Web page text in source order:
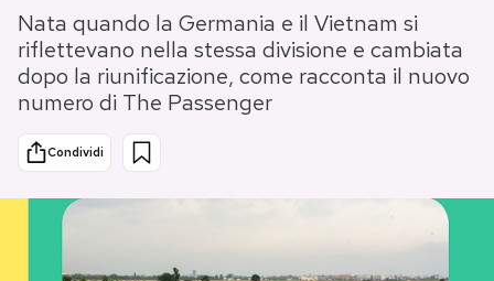
Tecnologia
Internet
Scienza
Cultura
Economia
Sport
Storie/Idee
Ok Boomer!
Media
PODCAST
Nata quando la Germania e il Vietnam si
riflettevano nella stessa divisione e cambiata
dopo la riunificazione, come racconta il nuovo
numero di The Passenger
Condividi